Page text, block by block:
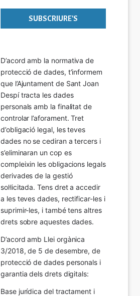
D’acord amb la normativa de
protecció de dades, t’informem
que l’Ajuntament de Sant Joan
Despí tracta les dades
personals amb la finalitat de
controlar l’aforament. Tret
d’obligació legal, les teves
dades no se cediran a tercers i
s’eliminaran un cop es
compleixin les obligacions legals
derivades de la gestió
sol·licitada. Tens dret a accedir
a les teves dades, rectificar-les i
suprimir-les, i també tens altres
drets sobre aquestes dades.
D’acord amb Llei orgànica
3/2018, de 5 de desembre, de
protecció de dades personals i
garantia dels drets digitals:
Base jurídica del tractament i